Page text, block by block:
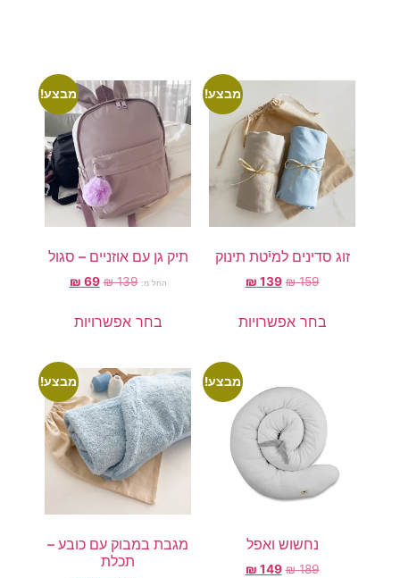
מבצע!
זוג סדינים למיֿטת תינוק
₪159
₪ 139
בחר אפשרויות
מבצע!
תיק גן עם אוזניים – סגול
החל מ: ₪139
₪ 69
בחר אפשרויות
מבצע!
נחשוש ואפל
₪189
₪ 149
מבצע!
מגבת במבוק עם כובע –
תכלת